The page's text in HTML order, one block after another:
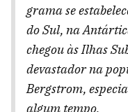
grama se
do Sul, na
chegou às Ilhas
devastador na
Bergstrom,
algum tempo.